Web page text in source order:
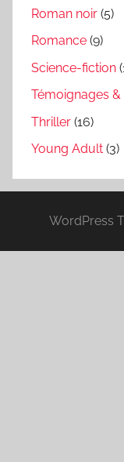
Roman noir (5)
Romance (9)
Science-fiction
Témoignages &
Thriller (16)
Young Adult (3)
WordPress